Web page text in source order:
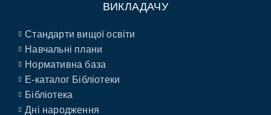
ВИКЛАДАЧУ
Стандарти вищої освіти
Навчальні плани
Нормативна база
E-каталог Бібліотеки
Бібліотека
Дні народження